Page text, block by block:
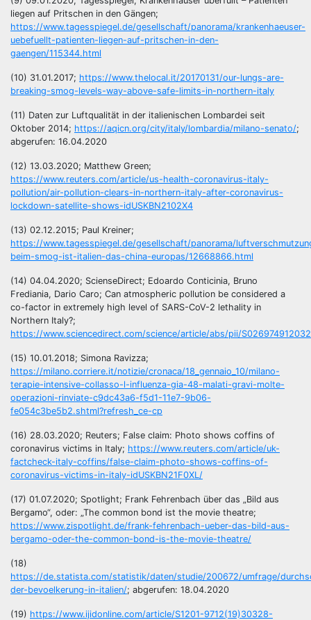
liegen auf Pritschen in den Gängen;
https://www.tagesspiegel.de/gesellschaft/panorama/krankenhaeuser-
uebefuellt-patienten-liegen-auf-pritschen-in-den-
gaengen/115344.html
(10) 31.01.2017; https://www.thelocal.it/20170131/our-lungs-are-
breaking-smog-levels-way-above-safe-limits-in-northern-italy
(11) Daten zur Luftqualität in der italienischen Lombardei seit
Oktober 2014; https://aqicn.org/city/italy/lombardia/milano-senato/;
abgerufen: 16.04.2020
(12) 13.03.2020; Matthew Green;
https://www.reuters.com/article/us-health-coronavirus-italy-
pollution/air-pollution-clears-in-northern-italy-after-coronavirus-
lockdown-satellite-shows-idUSKBN2102X4
(13) 02.12.2015; Paul Kreiner;
https://www.tagesspiegel.de/gesellschaft/panorama/
beim-smog-ist-italien-das-china-europas/12668866.html
(14) 04.04.2020; ScienseDirect; Edoardo Conticinia, Bruno
Frediania, Dario Caro; Can atmospheric pollution be considered a
co-factor in extremely high level of SARS-CoV-2 lethality in
Northern Italy?;
https://www.sciencedirect.com/science/article/abs/pii/
(15) 10.01.2018; Simona Ravizza;
https://milano.corriere.it/notizie/cronaca/18_gennaio_10/milano-
terapie-intensive-collasso-l-influenza-gia-48-malati-gravi-molte-
operazioni-rinviate-c9dc43a6-f5d1-11e7-9b06-
fe054c3be5b2.shtml?refresh_ce-cp
(16) 28.03.2020; Reuters; False claim: Photo shows coffins of
coronavirus victims in Italy; https://www.reuters.com/article/uk-
factcheck-italy-coffins/false-claim-photo-shows-coffins-of-
coronavirus-victims-in-italy-idUSKBN21F0XL/
(17) 01.07.2020; Spotlight; Frank Fehrenbach über das „Bild aus
Bergamo“, oder: „The common bond ist the movie theatre;
https://www.zispotlight.de/frank-fehrenbach-ueber-das-bild-aus-
bergamo-oder-the-common-bond-is-the-movie-theatre/
(18)
https://de.statista.com/statistik/daten/studie/200672/umfrage/
der-bevoelkerung-in-italien/; abgerufen: 18.04.2020
(19) https://www.ijidonline.com/article/S1201-9712(19)30328-